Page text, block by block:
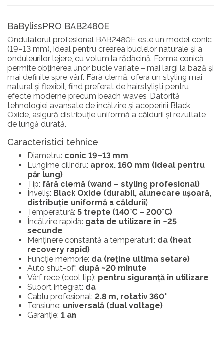
BaBylissPRO BAB2480E
Ondulatorul profesional BAB2480E este un model conic
(19–13 mm), ideal pentru crearea buclelor naturale și a
onduleurilor lejere, cu volum la rădăcină. Forma conică
permite obținerea unor bucle variate – mai largi la bază și
mai definite spre vârf. Fără clemă, oferă un styling mai
natural și flexibil, fiind preferat de hairstyliști pentru
efecte moderne precum beach waves. Datorită
tehnologiei avansate de încălzire și acoperirii Black
Oxide, asigură distribuție uniformă a căldurii și rezultate
de lungă durată.
Caracteristici tehnice
Diametru: conic 19–13 mm
Lungime cilindru: aprox. 160 mm (ideal pentru
păr lung)
Tip: fără clemă (wand – styling profesional)
Înveliș: Black Oxide (durabil, alunecare ușoară,
distribuție uniformă a căldurii)
Temperatură: 5 trepte (140°C – 200°C)
Încălzire rapidă: gata de utilizare în ~25
secunde
Menținere constantă a temperaturii: da (heat
recovery rapid)
Funcție memorie: da (reține ultima setare)
Auto shut-off: după ~20 minute
Vârf rece (cool tip): pentru siguranță în utilizare
Suport integrat: da
Cablu profesional: 2.8 m, rotativ 360°
Tensiune: universală (dual voltage)
Garanție: 1 an